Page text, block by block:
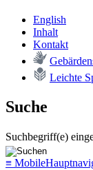
English
In­halt
Kon­takt
Leich­te
Suche
Suchbegriff(e)
≡